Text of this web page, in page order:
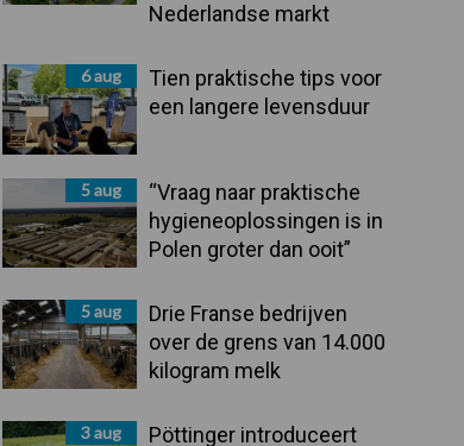
Nederlandse markt
6 aug
Tien praktische tips voor
een langere levensduur
5 aug
“Vraag naar praktische
hygieneoplossingen is in
Polen groter dan ooit”
5 aug
Drie Franse bedrijven
over de grens van 14.000
kilogram melk
3 aug
Pöttinger introduceert